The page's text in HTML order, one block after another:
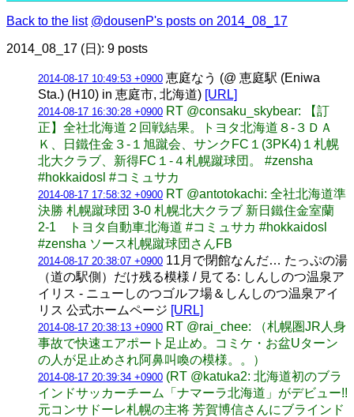
Back to the list @dousenP's posts on 2014_08_17
2014_08_17 (日): 9 posts
2014-08-17 10:49:53 +0900 恵庭なう (@ 恵庭駅 (Eniwa
Sta.) (H10) in 恵庭市, 北海道) [URL]
2014-08-17 16:30:28 +0900 RT @consaku_skybear: 【訂
正】全社北海道２回戦結果。トヨタ北海道８-３ＤＡ
Ｋ、日鐵住金３-１旭蹴会、サンクFC１(3PK4)１札幌
北大クラブ、新得FC１-４札幌蹴球団。 #zensha
#hokkaidosl #コミュサカ
2014-08-17 17:58:32 +0900 RT @antotokachi: 全社北海道準
決勝 札幌蹴球団 3-0 札幌北大クラブ 新日鐵住金室蘭
2-1 トヨタ自動車北海道 #コミュサカ #hokkaidosl
#zensha ソース札幌蹴球団さんFB
2014-08-17 20:38:07 +0900 11月で閉館なんだ… たっぷの湯
（道の駅側）だけ残る模様 / 見てる: しんしのつ温泉ア
イリス - ニューしのつゴルフ場＆しんしのつ温泉アイ
リス 公式ホームページ [URL]
2014-08-17 20:38:13 +0900 RT @rai_chee: （札幌圏JR人身
事故で快速エアポート足止め。コミケ・お盆Uターン
の人が足止めされ阿鼻叫喚の模様。。）
2014-08-17 20:39:34 +0900 (RT @katuka2: 北海道初のブラ
インドサッカーチーム「ナマーラ北海道」がデビュー!!
元コンサドーレ札幌の主将 芳賀博信さんにブラインド